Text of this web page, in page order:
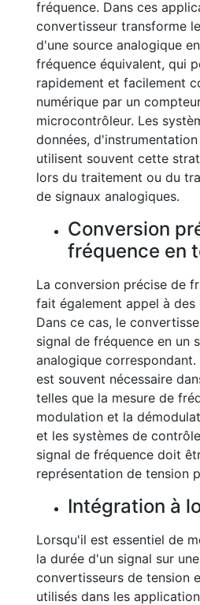
fréquence. Dans ces
convertisseur transforme
d'une source analogique
fréquence équivalent, qui
rapidement et facilement
numérique par un
microcontrôleur. Les
données,
utilisent souvent cette
lors du traitement ou du
de signaux analogiques.
Conversion
fréquence en
La conversion précise de
fait également appel à des
Dans ce cas, le
signal de fréquence en un
analogique
est souvent nécessaire
telles que la mesure de
modulation et la
et les systèmes de
signal de fréquence doit
représentation de tension
Intégration à
Lorsqu'il est essentiel de
la durée d'un signal sur
convertisseurs de tension
utilisés dans les